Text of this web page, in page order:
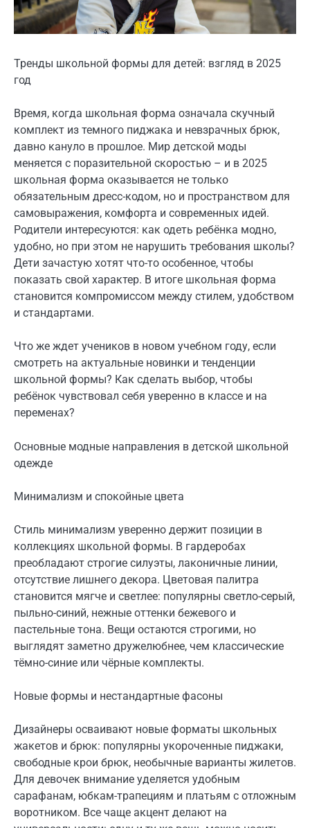
Тренды школьной формы для детей: взгляд в 2025
год
Время, когда школьная форма означала скучный
комплект из темного пиджака и невзрачных брюк,
давно кануло в прошлое. Мир детской моды
меняется с поразительной скоростью – и в 2025
школьная форма оказывается не только
обязательным дресс-кодом, но и пространством для
самовыражения, комфорта и современных идей.
Родители интересуются: как одеть ребёнка модно,
удобно, но при этом не нарушить требования школы?
Дети зачастую хотят что-то особенное, чтобы
показать свой характер. В итоге школьная форма
становится компромиссом между стилем, удобством
и стандартами.
Что же ждет учеников в новом учебном году, если
смотреть на актуальные новинки и тенденции
школьной формы? Как сделать выбор, чтобы
ребёнок чувствовал себя уверенно в классе и на
переменах?
Основные модные направления в детской школьной
одежде
Минимализм и спокойные цвета
Стиль минимализм уверенно держит позиции в
коллекциях школьной формы. В гардеробах
преобладают строгие силуэты, лаконичные линии,
отсутствие лишнего декора. Цветовая палитра
становится мягче и светлее: популярны светло-серый,
пыльно-синий, нежные оттенки бежевого и
пастельные тона. Вещи остаются строгими, но
выглядят заметно дружелюбнее, чем классические
тёмно-синие или чёрные комплекты.
Новые формы и нестандартные фасоны
Дизайнеры осваивают новые форматы школьных
жакетов и брюк: популярны укороченные пиджаки,
свободные крои брюк, необычные варианты жилетов.
Для девочек внимание уделяется удобным
сарафанам, юбкам-трапециям и платьям с отложным
воротником. Все чаще акцент делают на